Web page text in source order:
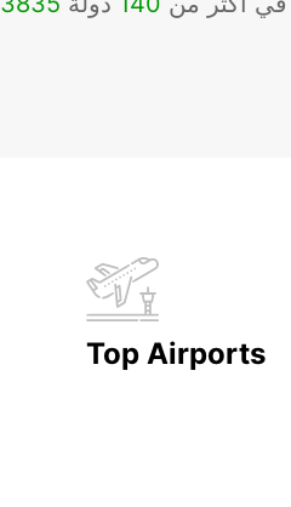
Top Airports